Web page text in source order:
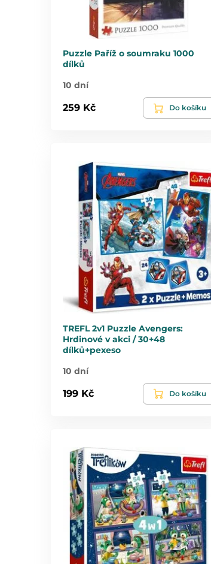
Puzzle Paříž o soumraku 1000
dílků
10 dní
259 Kč Do košíku
TREFL 2v1 Puzzle Avengers:
Hrdinové v akci / 30+48
dílků+pexeso
10 dní
199 Kč Do košíku